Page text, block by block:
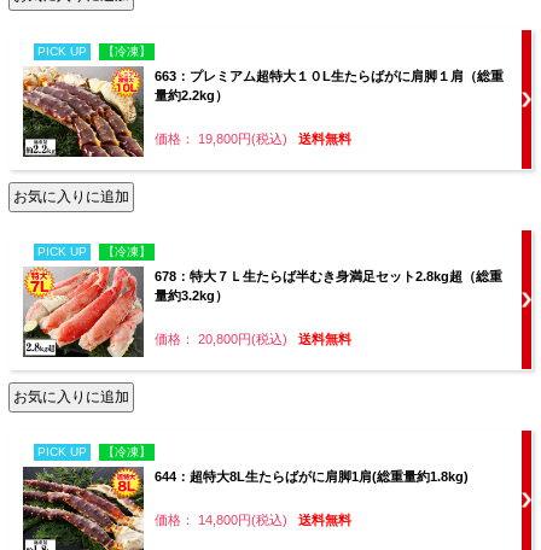
PICK UP 【冷凍】
663：プレミアム超特大１０L生たらばがに肩脚１肩（総重
量約2.2kg）
価格： 19,800円(税込) 送料無料
PICK UP 【冷凍】
678：特大７Ｌ生たらば半むき身満足セット2.8kg超（総重
量約3.2kg）
価格： 20,800円(税込) 送料無料
PICK UP 【冷凍】
644：超特大8L生たらばがに肩脚1肩(総重量約1.8kg)
価格： 14,800円(税込) 送料無料